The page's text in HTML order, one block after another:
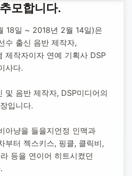
업인
업인
년 2월 14일(향년 64세)
30일
모합니다.
18일 ~ 2018년 2월 14일)은
수 출신 음반 제작자,
제작자이자 연예 기획사 DSP
사다.
및 음반 제작자, DSP미디어의
입니다.
아냥을 들을지언정 인맥과
부터 젝스키스, 핑클, 클릭비,
등을 연이어 히트시켰던